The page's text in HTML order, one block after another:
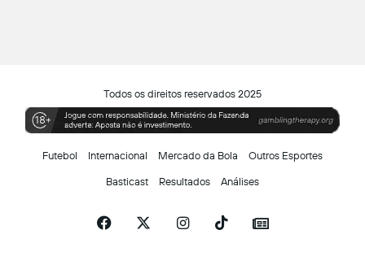
Todos os direitos reservados 2025
Futebol Internacional Mercado da Bola Outros Esportes
Basticast Resultados Análises
Facebook InstagramTikTokSiga-